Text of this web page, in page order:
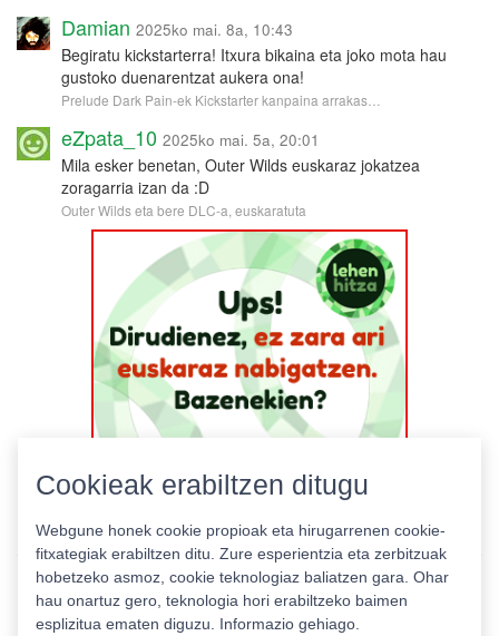
Damian 2025ko mai. 8a, 10:43
Begiratu kickstarterra! Itxura bikaina eta joko mota hau
gustoko duenarentzat aukera ona!
Prelude Dark Pain-ek Kickstarter kanpaina arrakas…
eZpata_10 2025ko mai. 5a, 20:01
Mila esker benetan, Outer Wilds euskaraz jokatzea
zoragarria izan da :D
Outer Wilds eta bere DLC-a, euskaratuta
Cookieak erabiltzen ditugu
Webgune honek cookie propioak eta hirugarrenen cookie-
fitxategiak erabiltzen ditu. Zure esperientzia eta zerbitzuak
hobetzeko asmoz, cookie teknologiaz baliatzen gara. Ohar
hau onartuz gero, teknologia hori erabiltzeko baimen
esplizitua ematen diguzu. Informazio gehiago.